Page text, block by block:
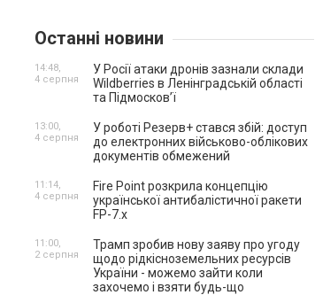
Останні новини
У Росії атаки дронів зазнали склади
Wildberries в Ленінградській області
та Підмосков’ї
14:48,
4 серпня
У роботі Резерв+ стався збій: доступ
до електронних військово-облікових
документів обмежений
13:00,
4 серпня
Fire Point розкрила концепцію
української антибалістичної ракети
FP-7.x
11:14,
4 серпня
Трамп зробив нову заяву про угоду
щодо рідкісноземельних ресурсів
України - можемо зайти коли
захочемо і взяти будь-що
11:00,
2 серпня